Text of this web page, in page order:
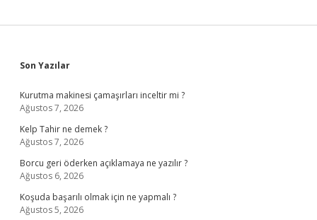
Sidebar
Son Yazılar
Kurutma makinesi çamaşırları inceltir mi ?
Ağustos 7, 2026
Kelp Tahir ne demek ?
Ağustos 7, 2026
Borcu geri öderken açıklamaya ne yazılır ?
Ağustos 6, 2026
Koşuda başarılı olmak için ne yapmalı ?
Ağustos 5, 2026